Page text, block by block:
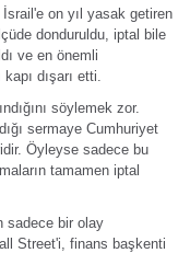
on yıl yasak getiren
donduruldu, iptal bile
ve en önemli
dışarı etti.
söylemek zor.
sermaye Cumhuriyet
Öyleyse sadece bu
tamamen iptal
sadece bir olay
Street'i, finans başkenti